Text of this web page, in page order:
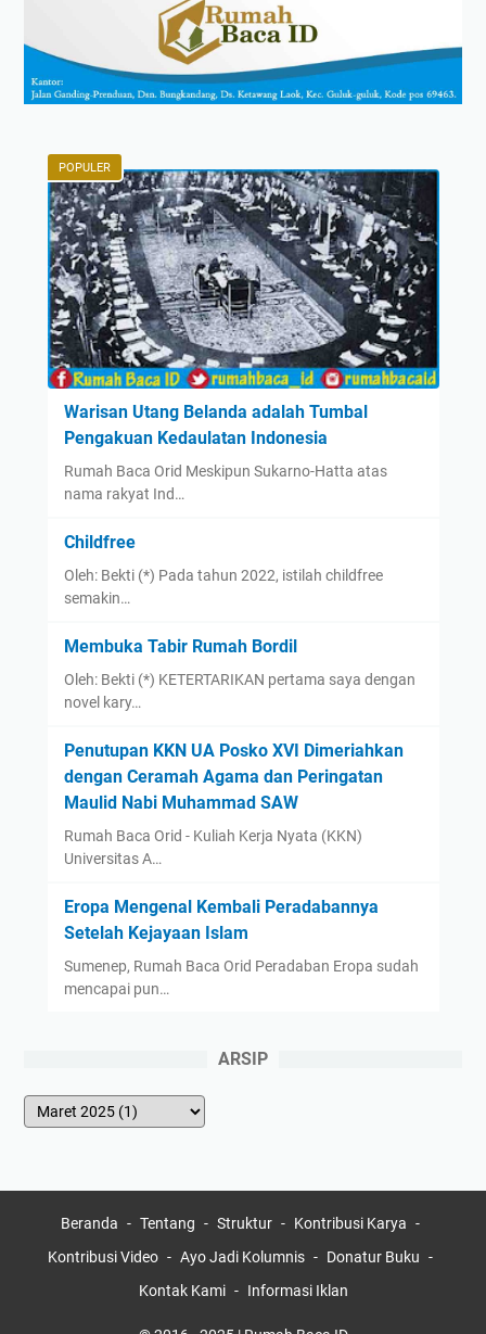
POPULER
Warisan Utang Belanda adalah Tumbal
Pengakuan Kedaulatan Indonesia
Rumah Baca Orid Meskipun Sukarno-Hatta atas
nama rakyat Ind…
Childfree
Oleh: Bekti (*) Pada tahun 2022, istilah childfree
semakin…
Membuka Tabir Rumah Bordil
Oleh: Bekti (*) KETERTARIKAN pertama saya dengan
novel kary…
Penutupan KKN UA Posko XVI Dimeriahkan
dengan Ceramah Agama dan Peringatan
Maulid Nabi Muhammad SAW
Rumah Baca Orid - Kuliah Kerja Nyata (KKN)
Universitas A…
Eropa Mengenal Kembali Peradabannya
Setelah Kejayaan Islam
Sumenep, Rumah Baca Orid Peradaban Eropa sudah
mencapai pun…
ARSIP
Beranda Tentang Struktur
Kontribusi Karya
Kontribusi Video
Ayo Jadi Kolumnis
Donatur Buku
Kontak Kami
Informasi Iklan